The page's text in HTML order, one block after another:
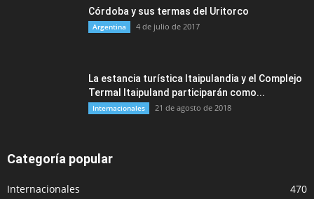
Córdoba y sus termas del Uritorco
Argentina 4 de julio de 2017
La estancia turística Itaipulandia y el Complejo
Termal Itaipuland participarán como...
Internacionales 21 de agosto de 2018
Categoría popular
Internacionales
470